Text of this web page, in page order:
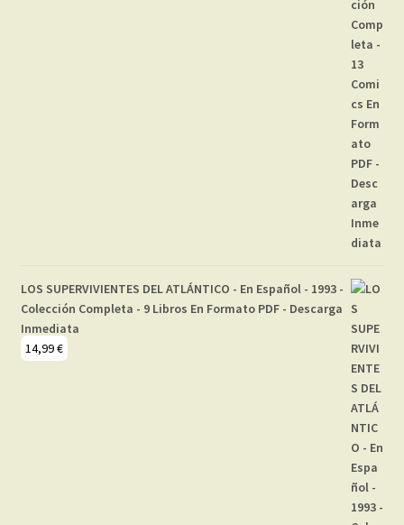
LOS SUPERVIVIENTES DEL ATLÁNTICO - En Español - 1993 -
Colección Completa - 9 Libros En Formato PDF - Descarga
Inmediata
14,99€